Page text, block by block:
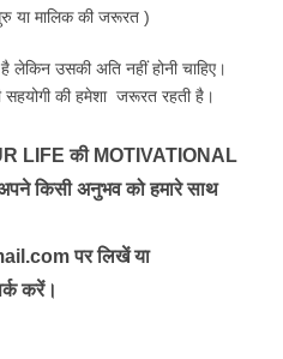
मालिक की जरूरत )
है लेकिन उसकी अति नहीं होनी चाहिए।
सहयोगी की हमेशा जरूरत रहती है।
LIFE की MOTIVATIONAL
किसी अनुभव को हमारे साथ
पर लिखें या
करें।